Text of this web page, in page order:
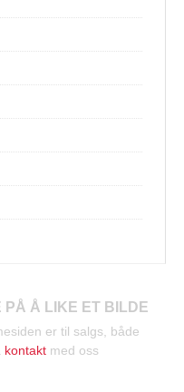
PÅ Å LIKE ET BILDE
er til salgs, både
kontakt med oss